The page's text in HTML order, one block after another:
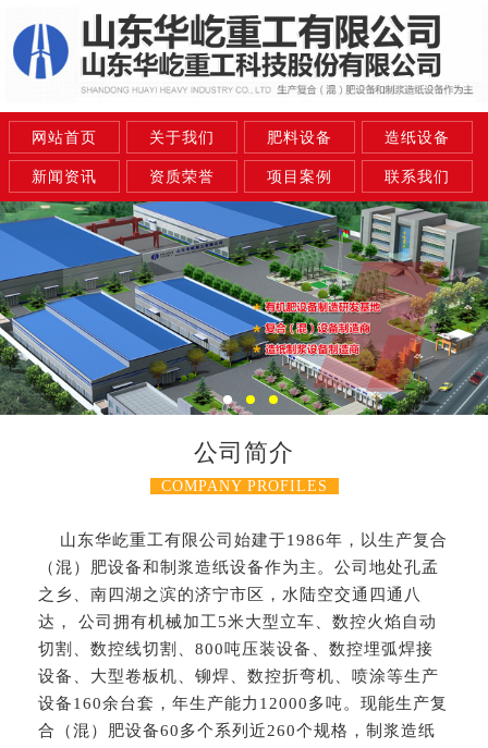
网站首页 关于我们 肥料设备 造纸设备
新闻资讯 资质荣誉 项目案例 联系我们
公司简介
COMPANY PROFILES
山东华屹重工有限公司始建于1986年，以生产复合
（混）肥设备和制浆造纸设备作为主。公司地处孔孟
之乡、南四湖之滨的济宁市区，水陆空交通四通八
达， 公司拥有机械加工5米大型立车、数控火焰自动
切割、数控线切割、800吨压装设备、数控埋弧焊接
设备、大型卷板机、铆焊、数控折弯机、喷涂等生产
设备160余台套，年生产能力12000多吨。现能生产复
合（混）肥设备60多个系列近260个规格，制浆造纸